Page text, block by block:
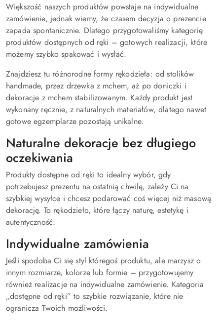
Większość naszych produktów powstaje na indywidualne
zamówienie, jednak wiemy, że czasem decyzja o prezencie
zapada spontanicznie. Dlatego przygotowaliśmy kategorię
produktów dostępnych od ręki – gotowych realizacji, które
możemy szybko spakować i wysłać.
Znajdziesz tu różnorodne formy rękodzieła: od stolików
handmade, przez drzewka z mchem, aż po doniczki i
dekoracje z mchem stabilizowanym. Każdy produkt jest
wykonany ręcznie, z naturalnych materiałów, dlatego nawet
gotowe egzemplarze pozostają unikalne.
Naturalne dekoracje bez długiego
oczekiwania
Produkty dostępne od ręki to idealny wybór, gdy
potrzebujesz prezentu na ostatnią chwilę, zależy Ci na
szybkiej wysyłce i chcesz podarować coś więcej niż masową
dekorację. To rękodzieło, które łączy naturę, estetykę i
autentyczność.
Indywidualne zamówienia
Jeśli spodoba Ci się styl któregoś produktu, ale marzysz o
innym rozmiarze, kolorze lub formie – przygotowujemy
również realizacje na indywidualne zamówienie. Kategoria
„dostępne od ręki” to szybkie rozwiązanie, które nie
ogranicza Twoich możliwości.